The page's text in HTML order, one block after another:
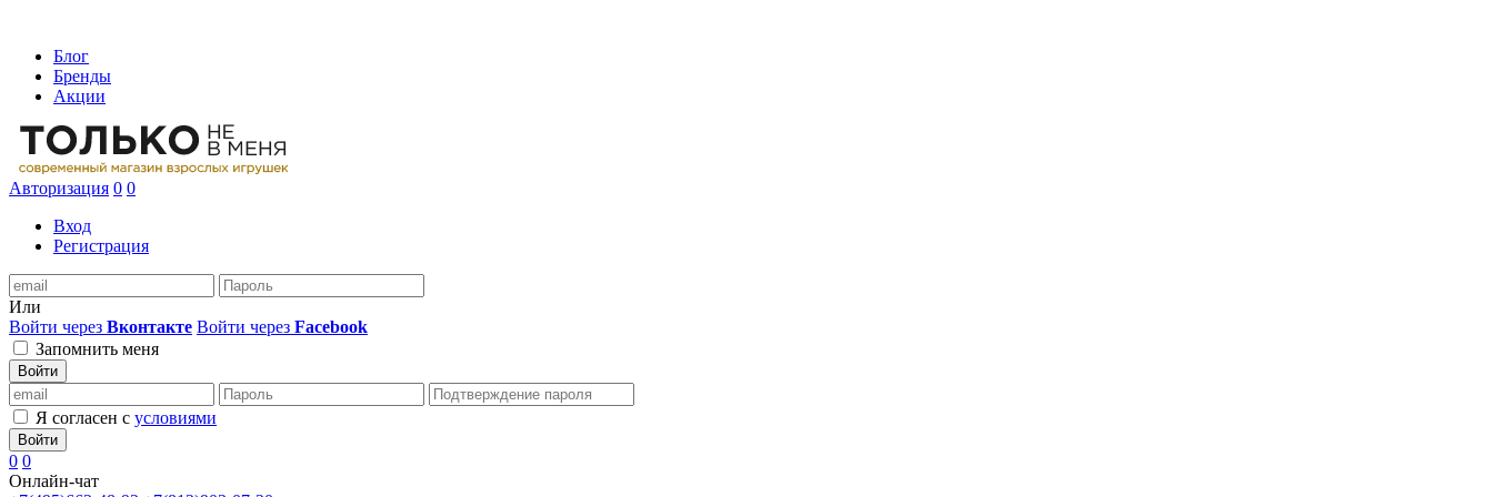
Блог
Бренды
Акции
Авторизация 0 0
Вход
Регистрация
Или
Войти через Вконтакте Войти через Facebook
Запомнить меня
Войти
Я согласен с условиями
Войти
0 0
Онлайн-чат